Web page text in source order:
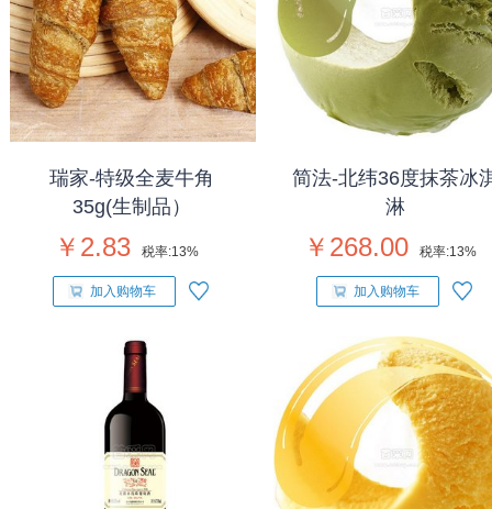
瑞家-特级全麦牛角
35g(生制品）
￥2.83 税率:13%
加入购物车
简法-北纬36度抹茶冰
淋
￥268.00 税率:13%
加入购物车